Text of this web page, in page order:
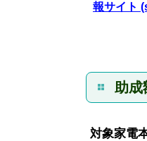
報サイト
助成
対象家電